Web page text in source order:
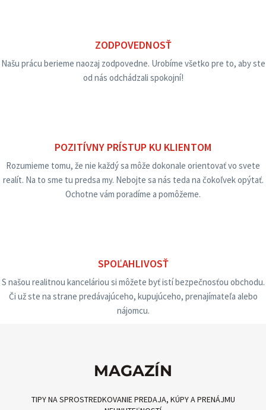
ZODPOVEDNOSŤ
Našu prácu berieme naozaj zodpovedne. Urobíme všetko pre to, aby ste
od nás odchádzali spokojní!
POZITÍVNY PRÍSTUP KU KLIENTOM
Rozumieme tomu, že nie každý sa môže dokonale orientovať vo svete
realít. Na to sme tu predsa my. Nebojte sa nás teda na čokoľvek opýtať.
Ochotne vám poradíme a pomôžeme.
SPOĽAHLIVOSŤ
S našou realitnou kanceláriou si môžete byť istí bezpečnosťou obchodu.
Či už ste na strane predávajúceho, kupujúceho, prenajímateľa alebo
nájomcu.
MAGAZÍN
TIPY NA SPROSTREDKOVANIE PREDAJA, KÚPY A PRENÁJMU